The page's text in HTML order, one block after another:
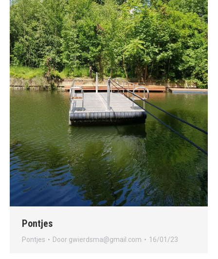
Pontjes
Pontjes Door gwierdsma@gmail.com 16/01/23